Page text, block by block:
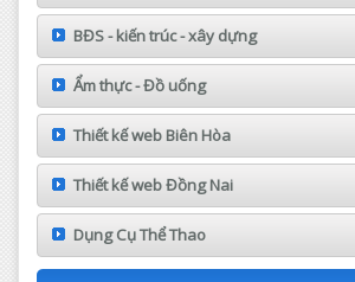
BĐS - kiến trúc - xây dựng
Ẩm thực - Đồ uống
Thiết kế web Biên Hòa
Thiết kế web Đồng Nai
Dụng Cụ Thể Thao